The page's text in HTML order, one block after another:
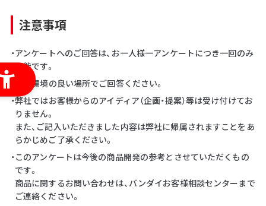
注意事項
・アンケートへのご回答は、お一人様一アンケートにつき一回のみ
可能です。
・通信環境の良い場所でご回答ください。
・弊社ではお客様からのアイディア（企画・提案）等は受け付けてお
りません。
また、ご記入いただきました内容は弊社に帰属されますことをあ
らかじめご了承ください。
・このアンケートは今後の商品開発の参考とさせていただくもの
です。
商品に関するお問い合わせは、バンダイお客様相談センターまで
ご連絡ください。